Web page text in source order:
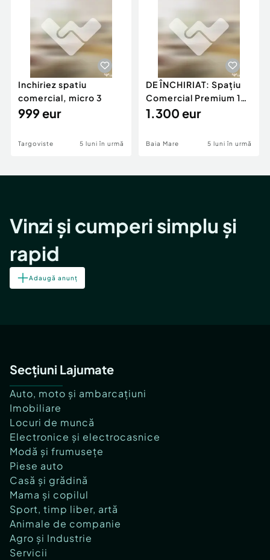
Inchiriez spatiu
comercial, micro 3
999 eur
Targoviste 5 luni în urmă
DE ÎNCHIRIAT: Spațiu
Comercial Premium 146
mp – Vizibili
1.300 eur
Baia Mare 5 luni în urmă
Vinzi și cumperi simplu și
rapid
Adaugă anunț
Secțiuni Lajumate
Auto, moto și ambarcațiuni
Imobiliare
Locuri de muncă
Electronice și electrocasnice
Modă și frumusețe
Piese auto
Casă și grădină
Mama și copilul
Sport, timp liber, artă
Animale de companie
Agro și Industrie
Servicii